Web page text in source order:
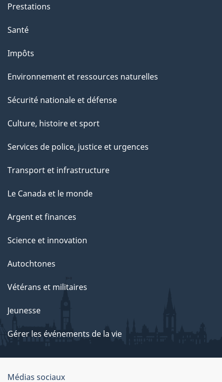
Prestations
Santé
Impôts
Environnement et ressources naturelles
Sécurité nationale et défense
Culture, histoire et sport
Services de police, justice et urgences
Transport et infrastructure
Le Canada et le monde
Argent et finances
Science et innovation
Autochtones
Vétérans et militaires
Jeunesse
Gérer les événements de la vie
Médias sociaux